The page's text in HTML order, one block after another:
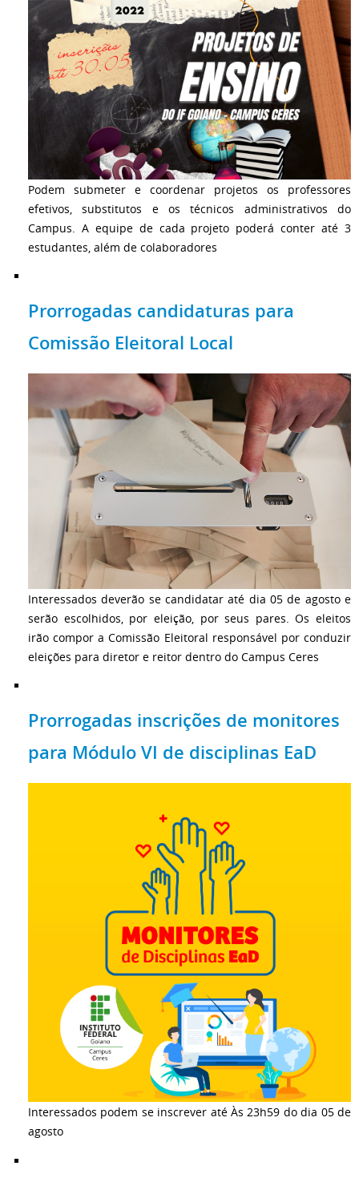
Podem submeter e coordenar projetos os professores
efetivos, substitutos e os técnicos administrativos do
Campus. A equipe de cada projeto poderá conter até 3
estudantes, além de colaboradores
Prorrogadas candidaturas para
Comissão Eleitoral Local
Interessados deverão se candidatar até dia 05 de agosto e
serão escolhidos, por eleição, por seus pares. Os eleitos
irão compor a Comissão Eleitoral responsável por conduzir
eleições para diretor e reitor dentro do Campus Ceres
Prorrogadas inscrições de monitores
para Módulo VI de disciplinas EaD
Interessados podem se inscrever até Às 23h59 do dia 05 de
agosto